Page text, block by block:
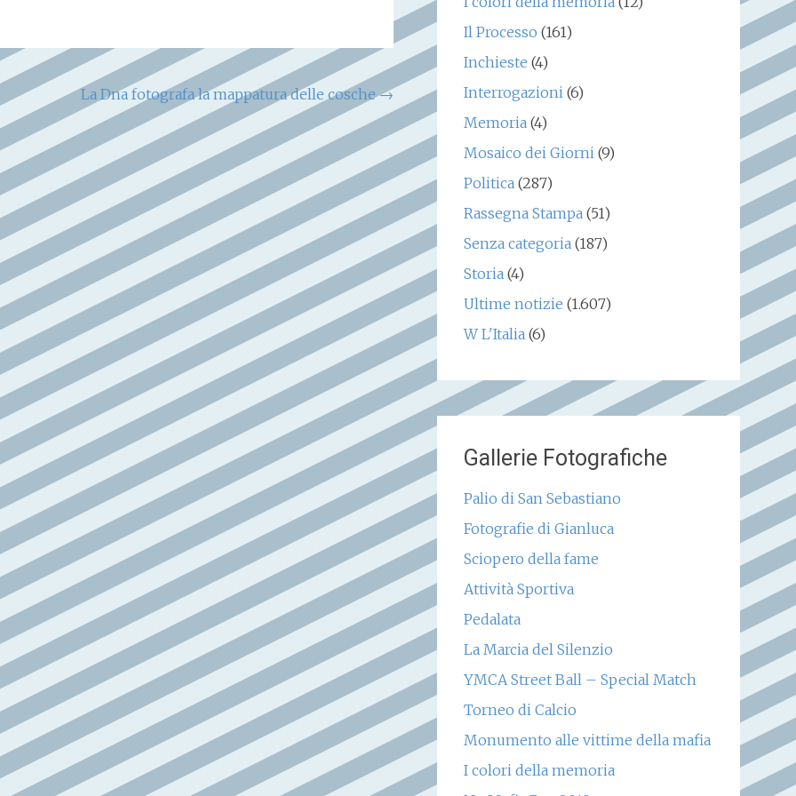
La Dna fotografa la mappatura delle cosche→
Il Processo (161)
Inchieste (4)
Interrogazioni(6)
Memoria(4)
Mosaico dei Giorni(9)
Politica(287)
Rassegna Stampa(51)
Senza categoria(187)
Storia(4)
Ultime notizie (1.607)
W L'Italia(6)
Gallerie Fotografiche
Palio di San Sebastiano
Fotografie di Gianluca
Sciopero della fame
Attività Sportiva
Pedalata
La Marcia del Silenzio
YMCA Street Ball – Special Match
Torneo di Calcio
Monumento alle vittime della mafia
I colori della memoria